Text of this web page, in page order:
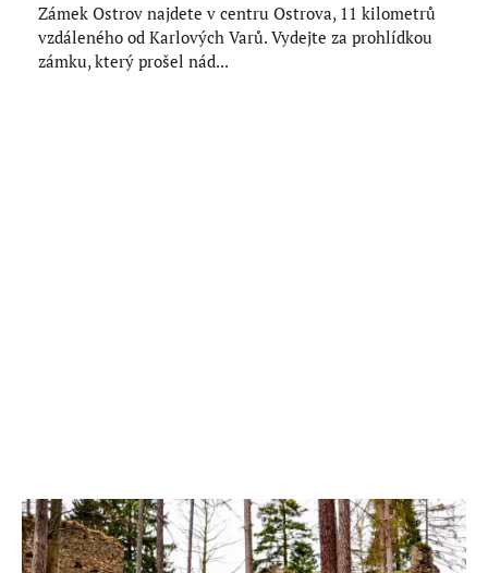
Zámek Ostrov najdete v centru Ostrova, 11 kilometrů
vzdáleného od Karlových Varů. Vydejte za prohlídkou
zámku, který prošel nád...